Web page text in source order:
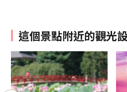
這個景點附近的觀光